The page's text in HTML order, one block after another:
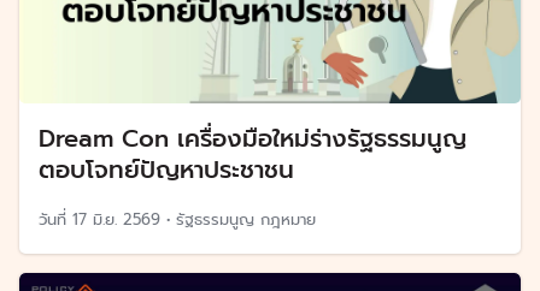
Dream Con เครื่องมือใหม่ร่างรัฐธรรมนูญ
ตอบโจทย์ปัญหาประชาชน
วันที่ 17 มิ.ย. 2569 • รัฐธรรมนูญ กฎหมาย